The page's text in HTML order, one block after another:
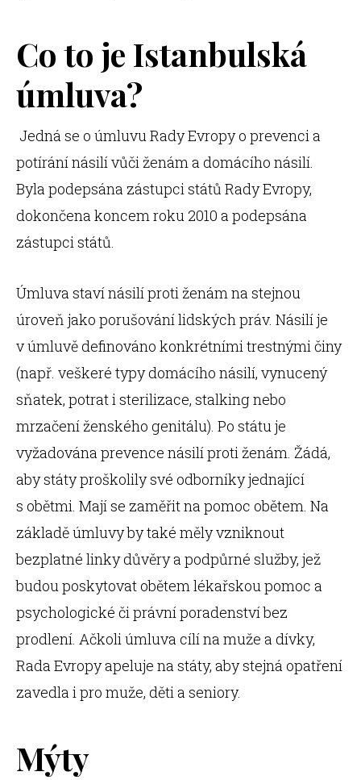
Co to je Istanbulská
úmluva?
Jedná se o úmluvu Rady Evropy o prevenci a
potírání násilí vůči ženám a domácího násilí.
Byla podepsána zástupci států Rady Evropy,
dokončena koncem roku 2010 a podepsána
zástupci států.
Úmluva staví násilí proti ženám na stejnou
úroveň jako porušování lidských práv. Násilí je
v úmluvě definováno konkrétními trestnými činy
(např. veškeré typy domácího násilí, vynucený
sňatek, potrat i sterilizace, stalking nebo
mrzačení ženského genitálu). Po státu je
vyžadována prevence násilí proti ženám. Žádá,
aby státy proškolily své odborníky jednající
s obětmi. Mají se zaměřit na pomoc obětem. Na
základě úmluvy by také měly vzniknout
bezplatné linky důvěry a podpůrné služby, jež
budou poskytovat obětem lékařskou pomoc a
psychologické či právní poradenství bez
prodlení. Ačkoli úmluva cílí na muže a dívky,
Rada Evropy apeluje na státy, aby stejná opatření
zavedla i pro muže, děti a seniory.
Mýty